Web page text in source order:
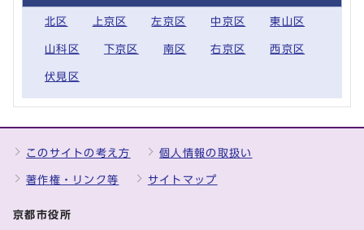
北区 上京区 左京区 中京区 東山区
山科区 下京区 南区 右京区 西京区
伏見区
このサイトの考え方 個人情報の取扱い
著作権・リンク等 サイトマップ
京都市役所